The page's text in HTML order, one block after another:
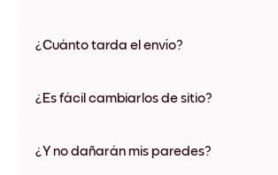
varios materiales y colores de marco,
¿Cuánto tarda el envío?
disponibles en algunos países. Te enviaremos
¿Es fácil cambiarlos de sitio?
ningún daño
¿Y no dañarán mis paredes?